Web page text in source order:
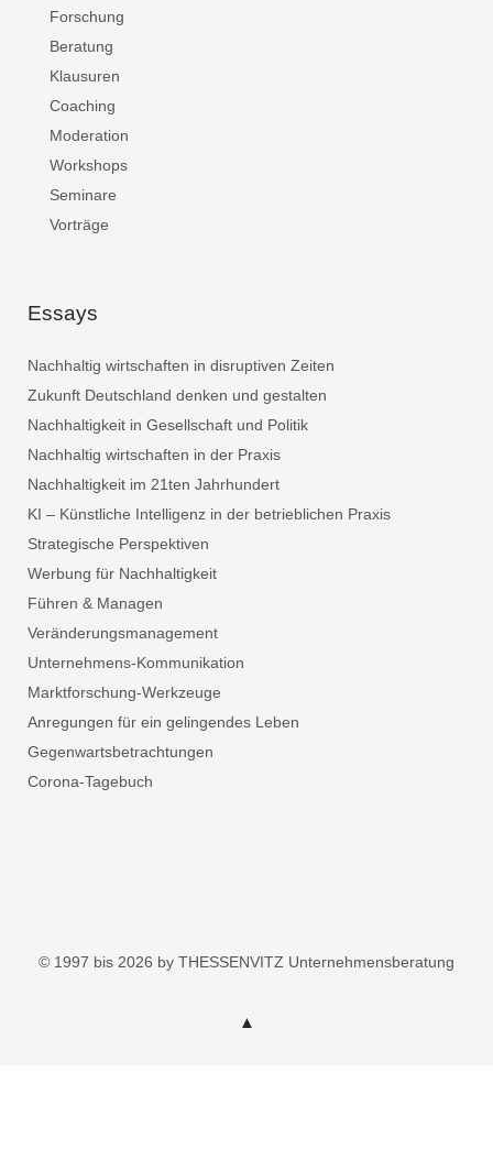
Forschung
Beratung
Klausuren
Coaching
Moderation
Workshops
Seminare
Vorträge
Essays
Nachhaltig wirtschaften in disruptiven Zeiten
Zukunft Deutschland denken und gestalten
Nachhaltigkeit in Gesellschaft und Politik
Nachhaltig wirtschaften in der Praxis
Nachhaltigkeit im 21ten Jahrhundert
KI – Künstliche Intelligenz in der betrieblichen Praxis
Strategische Perspektiven
Werbung für Nachhaltigkeit
Führen & Managen
Veränderungsmanagement
Unternehmens-Kommunikation
Marktforschung-Werkzeuge
Anregungen für ein gelingendes Leben
Gegenwartsbetrachtungen
Corona-Tagebuch
© 1997 bis 2026 by THESSENVITZ Unternehmensberatung